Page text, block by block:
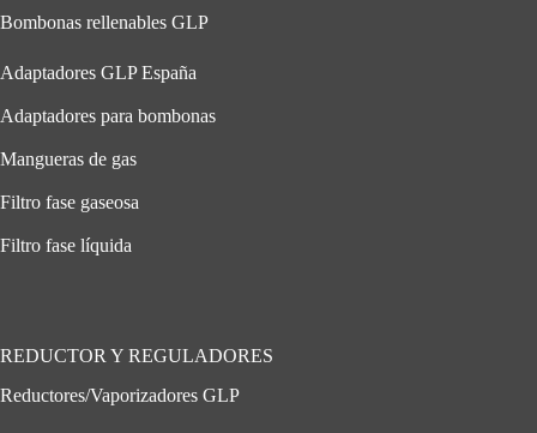
Bombonas rellenables GLP
Adaptadores GLP España
Adaptadores para bombonas
Mangueras de gas
Filtro fase gaseosa
Filtro fase líquida
REDUCTOR Y REGULADORES
Reductores/Vaporizadores GLP